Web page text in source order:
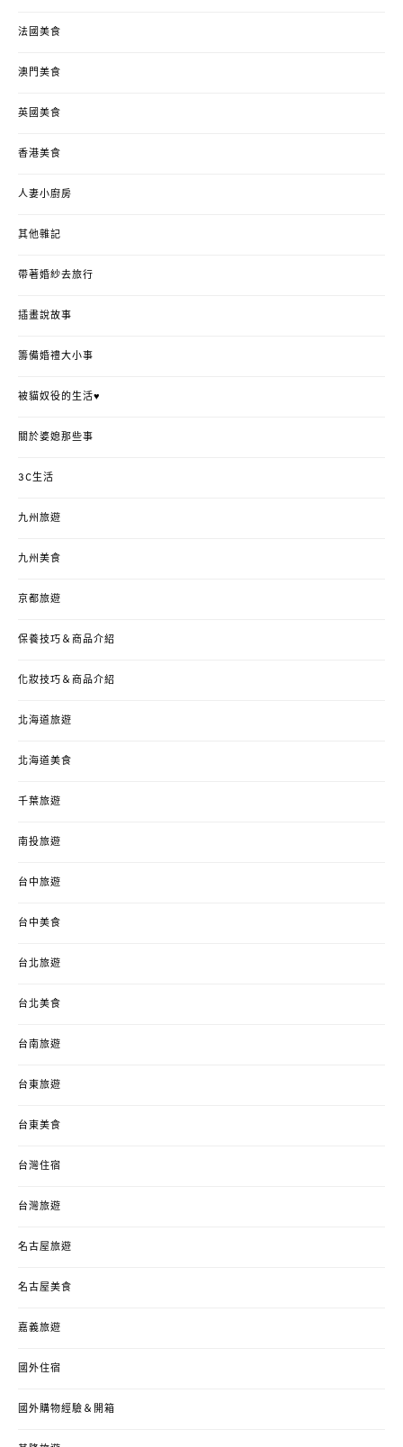
法國美食
澳門美食
英國美食
香港美食
人妻小廚房
其他雜記
帶著婚紗去旅行
插畫說故事
籌備婚禮大小事
被貓奴役的生活♥
關於婆媳那些事
3C生活
九州旅遊
九州美食
京都旅遊
保養技巧＆商品介紹
化妝技巧＆商品介紹
北海道旅遊
北海道美食
千葉旅遊
南投旅遊
台中旅遊
台中美食
台北旅遊
台北美食
台南旅遊
台東旅遊
台東美食
台灣住宿
台灣旅遊
名古屋旅遊
名古屋美食
嘉義旅遊
國外住宿
國外購物經驗＆開箱